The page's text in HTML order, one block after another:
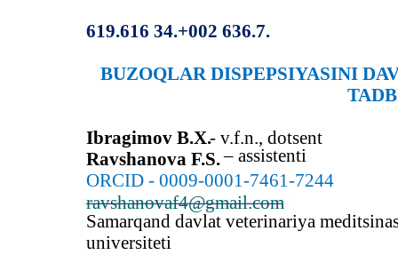
619.616 34.+002 636.7.
BUZOQLAR DISPEPSIYASINI
Ibragimov B.X.- v.f.n., dotsent
Ravshanova F.S.– assistenti
ORCID - 0009-0001-7461-7244
ravshanovaf4@gmail.com
Samarqand davlat veterinariya
universiteti